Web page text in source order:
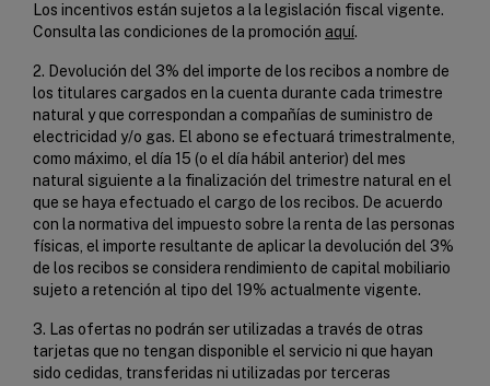
Los incentivos están sujetos a la legislación fiscal vigente.
Consulta las condiciones de la promoción aquí.
2. Devolución del 3% del importe de los recibos a nombre de
los titulares cargados en la cuenta durante cada trimestre
natural y que correspondan a compañías de suministro de
electricidad y/o gas. El abono se efectuará trimestralmente,
como máximo, el día 15 (o el día hábil anterior) del mes
natural siguiente a la finalización del trimestre natural en el
que se haya efectuado el cargo de los recibos. De acuerdo
con la normativa del impuesto sobre la renta de las personas
físicas, el importe resultante de aplicar la devolución del 3%
de los recibos se considera rendimiento de capital mobiliario
sujeto a retención al tipo del 19% actualmente vigente.
3. Las ofertas no podrán ser utilizadas a través de otras
tarjetas que no tengan disponible el servicio ni que hayan
sido cedidas, transferidas ni utilizadas por terceras